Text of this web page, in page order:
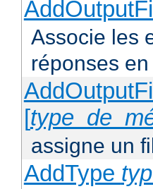
Associe les
réponses
[
assigne un
AddType